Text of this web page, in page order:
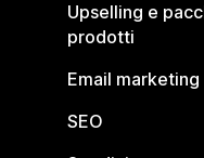
Upselling e
prodotti
Email marketing
SEO